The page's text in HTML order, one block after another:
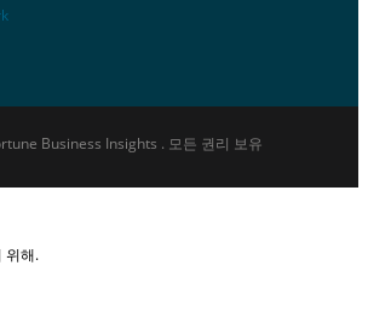
Business Insights . 모든 권리 보유
위해.